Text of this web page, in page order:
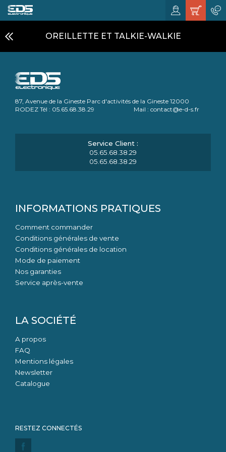
OREILLETTE ET TALKIE-WALKIE
87, Avenue de la Gineste Parc d'activités de la Gineste 12000
RODEZ Tél : 05.65.68.38.29 Mail : contact@e-d-s.fr
05.65.68.38.29
05.65.68.38.29
INFORMATIONS PRATIQUES
Comment commander
Conditions générales de vente
Conditions générales de location
Mode de paiement
Nos garanties
Service après-vente
LA SOCIÉTÉ
A propos
FAQ
Mentions légales
Newsletter
Catalogue